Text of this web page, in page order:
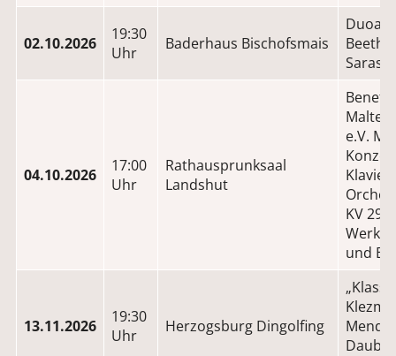
02.10.2026
19:30
Uhr
Baderhaus Bischofsmais
04.10.2026
17:00
Uhr
Rathausprunksaal
Landshut
e.V.
Klavier
KV
Werke
und
13.11.2026
19:30
Uhr
Herzogsburg Dingolfing